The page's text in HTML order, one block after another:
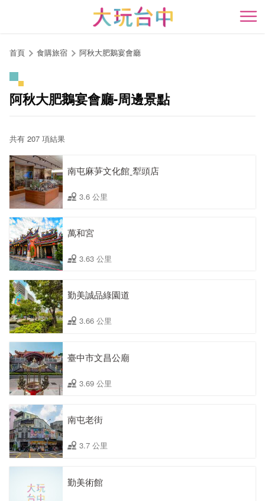
開
首頁 食購旅宿 阿秋大肥鵝宴會廳
阿秋大肥鵝宴會廳-周邊景點
共有 207 項結果
南屯麻芛文化館ˍ犁頭店
3.6 公里
萬和宮
3.63 公里
勤美誠品綠園道
3.66 公里
臺中市文昌公廟
3.69 公里
南屯老街
3.7 公里
勤美術館